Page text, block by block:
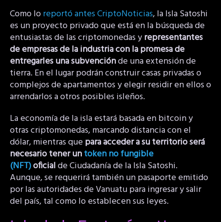
Como loreportó antes CriptoNoticias, la Isla Satoshi
es un proyecto privado que está en la búsqueda de
entusiastas de las criptomonedas yrepresentantes
de empresas de la industria con la promesa de
entregarles una subvenciónde una extensión de
tierra. En el lugar podrán construir casas privadas o
complejos de apartamentos y elegir residir en ellos o
arrendarlos a otros posibles isleños.
La economía de la isla estará basada en bitcoin y
otras criptomonedas, marcando distancia con el
dólar, mientras quepara acceder a su territorio será
necesario tener untoken no fungible
(NFT)oficialde Ciudadanía de la Isla Satoshi.
Aunque, se requerirá también un pasaporte emitido
por las autoridades de Vanuatu para ingresar y salir
del país, tal como lo establecen sus leyes.